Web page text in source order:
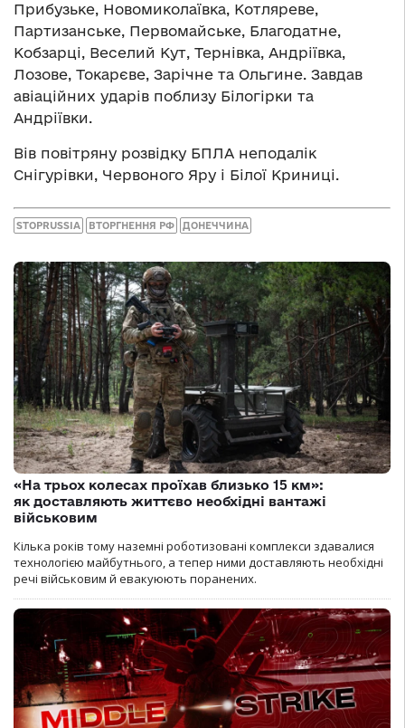
Прибузьке, Новомиколаївка, Котляреве,
Партизанське, Первомайське, Благодатне,
Кобзарці, Веселий Кут, Тернівка, Андріївка,
Лозове, Токарєве, Зарічне та Ольгине. Завдав
авіаційних ударів поблизу Білогірки та
Андріївки.
Вів повітряну розвідку БПЛА неподалік
Снігурівки, Червоного Яру і Білої Криниці.
STOPRUSSIA ВТОРГНЕННЯ РФ ДОНЕЧЧИНА
«На трьох колесах проїхав близько 15 км»:
як доставляють життєво необхідні вантажі
військовим
Кілька років тому наземні роботизовані комплекси здавалися
технологією майбутнього, а тепер ними доставляють необхідні
речі військовим й евакуюють поранених.